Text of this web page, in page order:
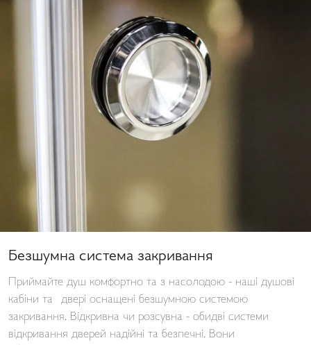
Безшумна система закривання
Приймайте душ комфортно та з насолодою - наші душові
кабіни та двері оснащені безшумною системою
закривання. Відкривна чи розсувна - обидві системи
відкривання дверей надійні та безпечні. Вони